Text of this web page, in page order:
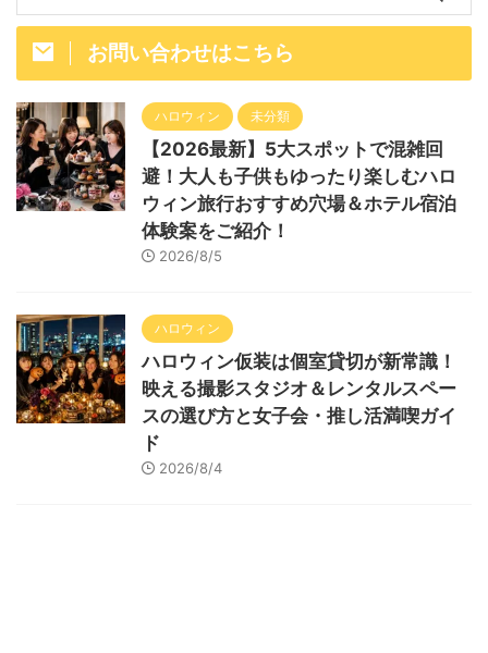
お問い合わせはこちら
ハロウィン 未分類
【2026最新】5大スポットで混雑回
避！大人も子供もゆったり楽しむハロ
ウィン旅行おすすめ穴場＆ホテル宿泊
体験案をご紹介！
2026/8/5
ハロウィン
ハロウィン仮装は個室貸切が新常識！
映える撮影スタジオ＆レンタルスペー
スの選び方と女子会・推し活満喫ガイ
ド
2026/8/4